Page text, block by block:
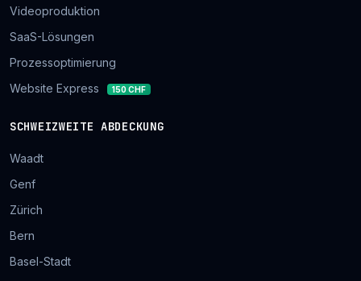
Videoproduktion
SaaS-Lösungen
Prozessoptimierung
Website Express
150 CHF
SCHWEIZWEITE ABDECKUNG
Waadt
Genf
Zürich
Bern
Basel-Stadt